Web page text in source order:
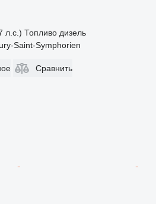
л.с.) Топливо дизель
Saint-Symphorien
Сравнить